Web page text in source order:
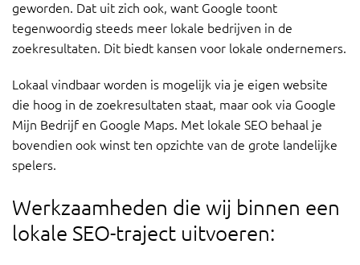
geworden. Dat uit zich ook, want Google toont
tegenwoordig steeds meer lokale bedrijven in de
zoekresultaten. Dit biedt kansen voor lokale ondernemers.
Lokaal vindbaar worden is mogelijk via je eigen website
die hoog in de zoekresultaten staat, maar ook via Google
Mijn Bedrijf en Google Maps. Met lokale SEO behaal je
bovendien ook winst ten opzichte van de grote landelijke
spelers.
Werkzaamheden die wij binnen een
lokale SEO-traject uitvoeren: